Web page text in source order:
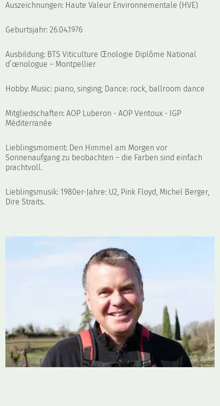
Auszeichnungen: Haute Valeur Environnementale (HVE)
Geburtsjahr: 26.04.1976
Ausbildung: BTS Viticulture Œnologie Diplôme National
d’œnologue – Montpellier
Hobby: Music: piano, singing; Dance: rock, ballroom dance
Mitgliedschaften: AOP Luberon - AOP Ventoux - IGP
Méditerranée
Lieblingsmoment: Den Himmel am Morgen vor
Sonnenaufgang zu beobachten – die Farben sind einfach
prachtvoll.
Lieblingsmusik: 1980er-Jahre: U2, Pink Floyd, Michel Berger,
Dire Straits.